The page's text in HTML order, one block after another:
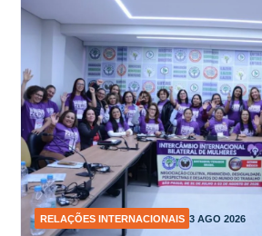
RELAÇÕES INTERNACIONAIS 3 AGO 2026